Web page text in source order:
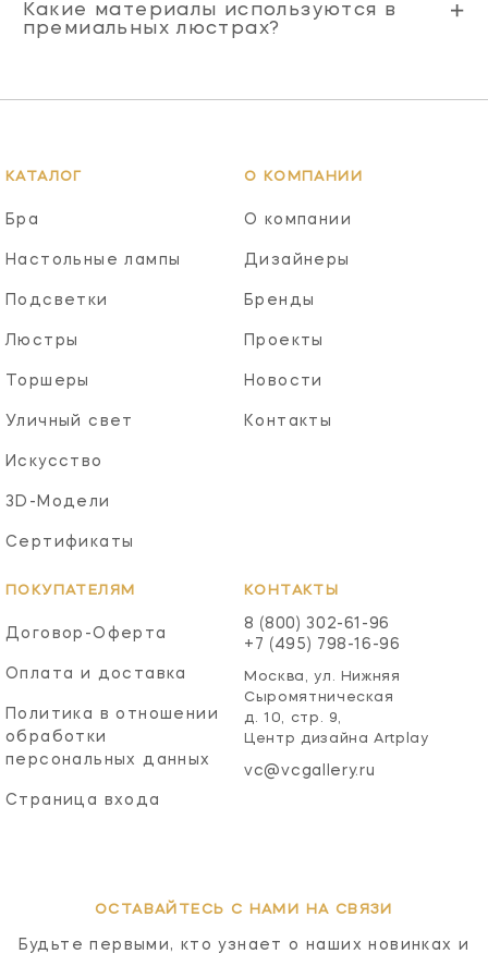
Какие материалы используются в
премиальных люстрах?
КАТАЛОГ
Бра
Настольные лампы
Подсветки
Люстры
Торшеры
Уличный свет
Искусство
3D-Модели
Сертификаты
О КОМПАНИИ
О компании
Дизайнеры
Бренды
Проекты
Новости
Контакты
ПОКУПАТЕЛЯМ
Договор-Оферта
Оплата и доставка
Политика в отношении
обработки
персональных данных
Страница входа
КОНТАКТЫ
8 (800) 302-61-96
+7 (495) 798-16-96
Москва, ул. Нижняя
Сыромятническая
д. 10, стр. 9,
Центр дизайна Artplay
vc@vcgallery.ru
ОСТАВАЙТЕСЬ С НАМИ НА СВЯЗИ
Будьте первыми, кто узнает о наших новинках и